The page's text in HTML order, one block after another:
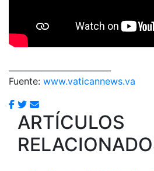
Fuente: www.vaticannews.va
ARTÍCULOS